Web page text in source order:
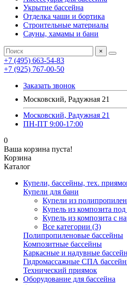
Укрытие бассейна
Отделка чаши и бортика
Строительные материалы
Сауны, хамамы и бани
×
+7 (495) 663-54-83
+7 (925) 767-00-50
Заказать звонок
Московский, Радужная 21
Московский, Радужная 21
ПН-ПТ 9:00-17:00
0
Ваша корзина пуста!
Корзина
Каталог
Купели, бассейны, тех.
Купели для бани
Купели из
Купель из композита
Купель из композита с
Все категории (3)
Полипропиленовые бассейны
Композитные бассейны
Каркасные и надувные
Гидромассажные СПА
Технический приямок
Оборудование для бассейна